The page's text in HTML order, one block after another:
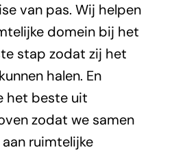
van pas. Wij helpen
domein bij het
stap zodat zij het
halen. En
het beste uit
zodat we samen
ruimtelijke